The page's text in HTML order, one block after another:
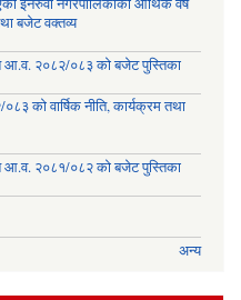
इनरुवा नगरपालिकाको आर्थिक वर्ष
बजेट वक्तव्य
२०८२/०८३ को बजेट पुस्तिका
को वार्षिक नीति, कार्यक्रम तथा
२०८१/०८२ को बजेट पुस्तिका
अन्य